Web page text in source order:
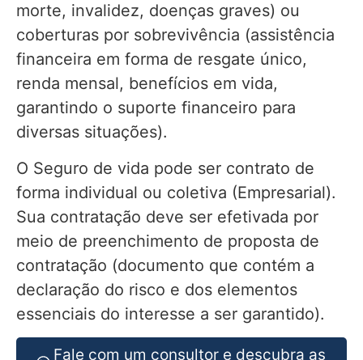
morte, invalidez, doenças graves) ou
coberturas por sobrevivência (assistência
financeira em forma de resgate único,
renda mensal, benefícios em vida,
garantindo o suporte financeiro para
diversas situações).
O Seguro de vida pode ser contrato de
forma individual ou coletiva (Empresarial).
Sua contratação deve ser efetivada por
meio de preenchimento de proposta de
contratação (documento que contém a
declaração do risco e dos elementos
essenciais do interesse a ser garantido).
Fale com um consultor e descubra as